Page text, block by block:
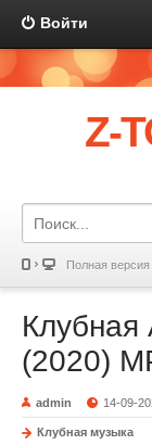
Войти
Z-
Полная версия
(2020)
admin 14-09-
Клубная музыка